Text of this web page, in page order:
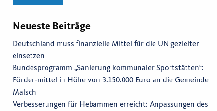
Neueste Beiträge
Deutschland muss finanzielle Mittel für die UN gezielter
einsetzen
Bundesprogramm „Sanierung kommunaler Sportstätten“:
Förder-mittel in Höhe von 3.150.000 Euro an die Gemeinde
Malsch
Verbesserungen für Hebammen erreicht: Anpassungen des